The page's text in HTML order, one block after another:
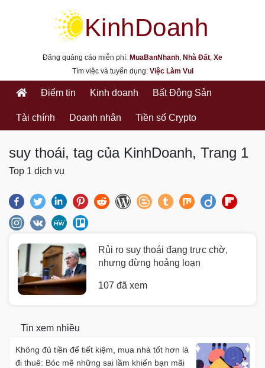
kinhdoanh.muabannhanh.com
Đăng quảng cáo miễn phí: MuaBanNhanh, Nhà Đất, Xe
Tìm việc và tuyển dụng: Việc Làm Vui
Điểm tin Kinh doanh Bất Động Sản
Tài chính Doanh nhân Tiền số Crypto
suy thoái, tag của KinhDoanh, Trang 1
Top 1 dịch vụ
Rủi ro suy thoái đang trực chờ,
nhưng đừng hoảng loạn
107 đã xem
Tin xem nhiều
Không đủ tiền để tiết kiệm, mua nhà tốt hơn là
đi thuê: Bóc mẽ những sai lầm khiến bạn mãi